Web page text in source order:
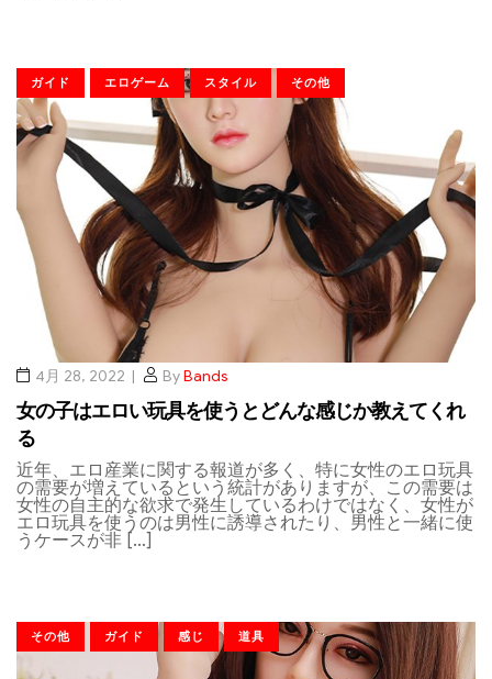
ガイド エロゲーム スタイル その他
4月 28, 2022 ByBands
女の子はエロい玩具を使うとどんな感じか教えてくれ
る
近年、エロ産業に関する報道が多く、特に女性のエロ玩具
の需要が増えているという統計がありますが、この需要は
女性の自主的な欲求で発生しているわけではなく、女性が
エロ玩具を使うのは男性に誘導されたり、男性と一緒に使
うケースが非 […]
その他 ガイド 感じ 道具